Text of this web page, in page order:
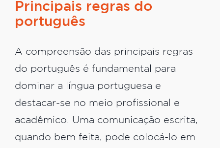
Principais regras do
português
A compreensão das principais regras
do português é fundamental para
dominar a língua portuguesa e
destacar-se no meio profissional e
acadêmico. Uma comunicação escrita,
quando bem feita, pode colocá-lo em